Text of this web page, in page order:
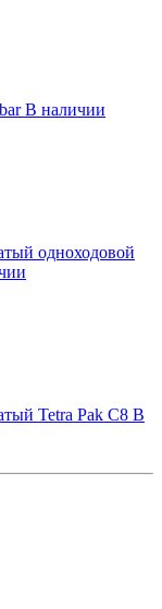
В наличии
одноходовой
Tetra Pak C8 В